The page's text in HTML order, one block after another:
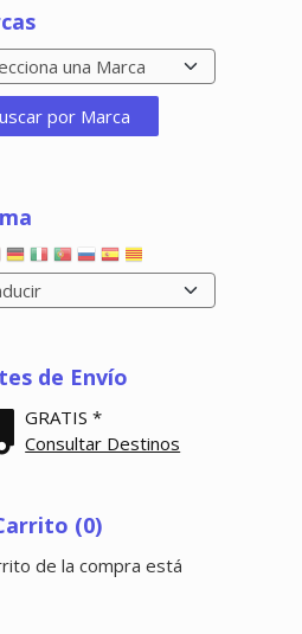
de Envío
GRATIS *
Consultar Destinos
(0)
de la compra está